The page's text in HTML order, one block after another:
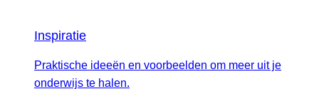
Inspiratie
Praktische ideeën en voorbeelden om meer uit je
onderwijs te halen.